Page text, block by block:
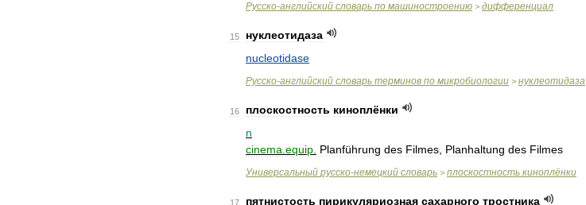
Русско-английский словарь по машиностроению > дифференциал
15
нуклеотидаза
nucleotidase
Русско-английский словарь терминов по микробиологии > нуклеотидаза
16 плоскостность киноплёнки
n
cinema equip Planführung des Filmes Planhaltung des Filmes
Универсальный русско-немецкий словарь > плоскостность киноплёнки
17 пятнистость пирикуляриозная сахарного тростника